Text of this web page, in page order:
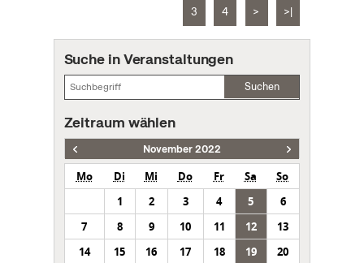
3 4 > >|
Suche in Veranstaltungen
Suchen
Zeitraum wählen
November 2022
Mo Di Mi Do Fr Sa
So
1
2 3 4 5
6
7
8 9 10 11 12
13
14
15 16 17 18 19
20